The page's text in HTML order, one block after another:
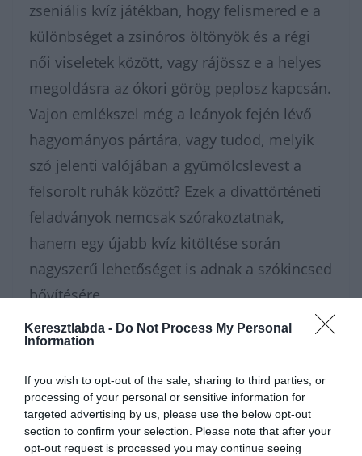
Keresztlabda - Do Not Process My Personal
Information
If you wish to opt-out of the sale, sharing to third parties, or
processing of your personal or sensitive information for
targeted advertising by us, please use the below opt-out
section to confirm your selection. Please note that after your
opt-out request is processed you may continue seeing
zseniális kvíz játékban, hogy felismered e a
különbséget a zsinóros öltönyök és a régi
női viseletek között, vagy rájössz e a helyes
megoldásra az ókori görög peplosz kapcsán.
Vajon emlékszel még a leányok fején lévő
hagyományos pártára, vagy tudod, melyik
szó jelenti valójában a gyümölcslevest a
felsorolt ruhák között? Ezek a divattörténeti
feladványok nemcsak szórakoztatnak,
hanem egy újabb kvíz kitöltése során
nagyszerű lehetőséget is adnak a szókincsed
bővítésére.
Amennyiben szereted a különleges
és szívesen lennél egy okos közösség tagja,
akkor gyere éslátogass el a Keresztlabda
oldalára, ahol mindig vár egy újabb